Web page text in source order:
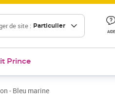
de site : Particulier
AIDE
Prince
- Bleu marine